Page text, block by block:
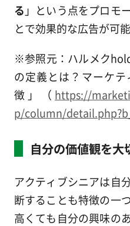
る 」という点をプロモ
とで効果的な広告が可
※参照元：ハルメク
の定義とは？マーケ
徴」（ https://
p/column/
自分の価値観を大
アクティブシニアは自
断することも特徴の一
高くても自分の興味の